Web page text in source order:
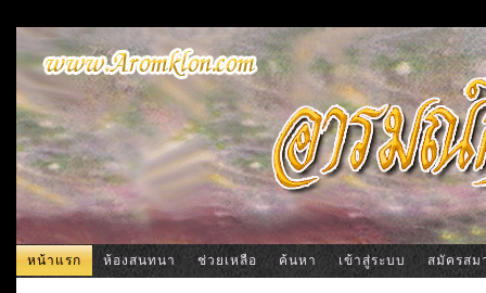
หน้าแรก ห้องสนทนา ช่วยเหลือ ค้นหา เข้าสู่ระบบ สมัครสม